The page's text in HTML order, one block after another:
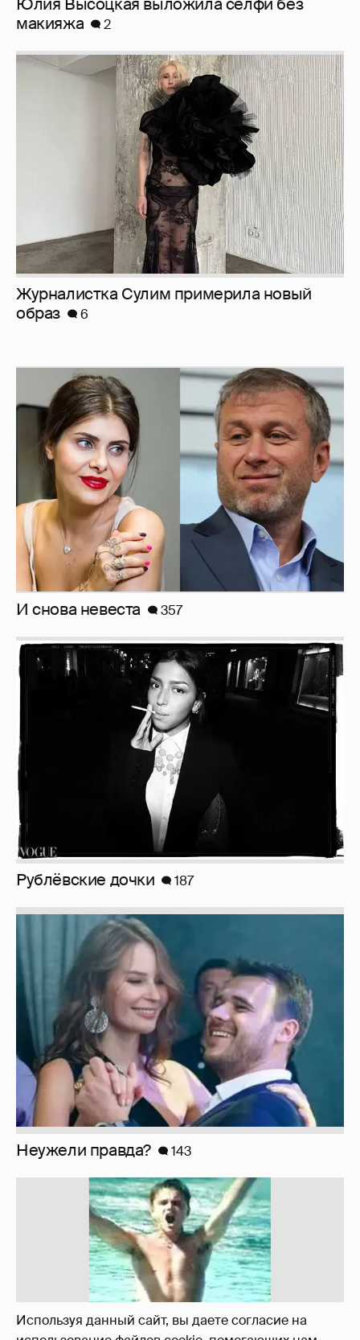
Используя данный сайт, вы даете согласие на
Юлия Высоцкая выложила селфи без
макияжа
2
Журналистка Сулим примерила новый
образ
6
И снова невеста 357
Рублёвские дочки 187
Неужели правда? 143